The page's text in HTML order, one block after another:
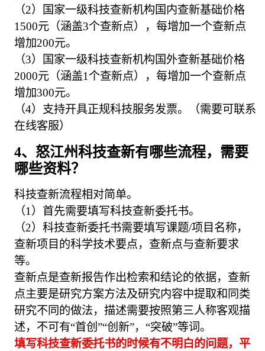
（2）国家一级科技查新机构国内查新基础价格
1500元（涵盖3个查新点），每增加一个查新点
增加200元。
（3）国家一级科技查新机构国外查新基础价格
2000元（涵盖1个查新点），每增加一个查新点
增加300元。
（4）支持开具正规科技服务发票。（需要可联系
在线客服）
4、怒江州科技查新有哪些流程，需要
哪些资料？
科技查新流程相对简单。
（1）首先需要填写科技查新委托书。
（2）科技查新委托书需要填写课题/项目名称，
查新项目的科学技术要点，查新点与查新要求
等。
查新点是查新报告作出检索和结论的依据，查新
点主要是研究方案方法及研究内容中提取和同类
研究不同的做法，描述需要按照第三人称客观描
述，不可有“首创”“创新”，“突破”等词。
填写科技查新委托书的时候有不明白的问题，平